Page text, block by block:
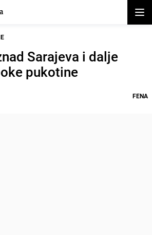
Sarajeva i dalje
pukotine
FENA